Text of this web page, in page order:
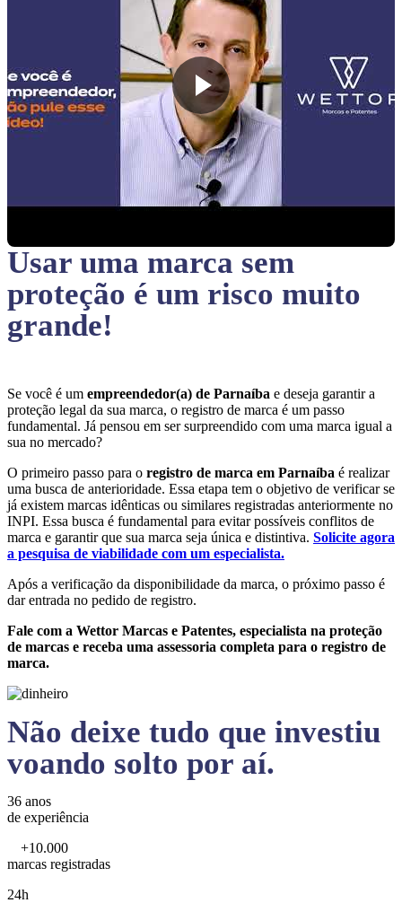
Usar uma marca sem
proteção é um risco muito
grande!
Se você é um empreendedor(a) de Parnaíba e deseja garantir a
proteção legal da sua marca, o registro de marca é um passo
fundamental. Já pensou em ser surpreendido com uma marca igual a
sua no mercado?
O primeiro passo para o registro de marca em Parnaíba é realizar
uma busca de anterioridade. Essa etapa tem o objetivo de verificar se
já existem marcas idênticas ou similares registradas anteriormente no
INPI. Essa busca é fundamental para evitar possíveis conflitos de
marca e garantir que sua marca seja única e distintiva. Solicite agora
a pesquisa de viabilidade com um especialista.
Após a verificação da disponibilidade da marca, o próximo passo é
dar entrada no pedido de registro.
Fale com a Wettor Marcas e Patentes, especialista na proteção
de marcas e receba uma assessoria completa para o registro de
marca.
Não deixe tudo que investiu
voando solto por aí.
36 anos
de experiência
+10.000
marcas registradas
24h